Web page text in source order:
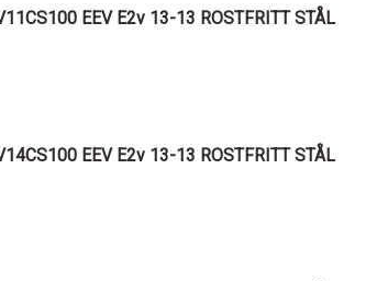
EEV E2v 13-13 ROSTFRITT STÅL
EEV E2v 13-13 ROSTFRITT STÅL